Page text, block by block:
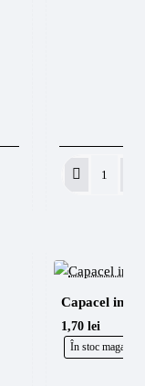
Base
Capacel inel
În stoc magazin
1,70 lei